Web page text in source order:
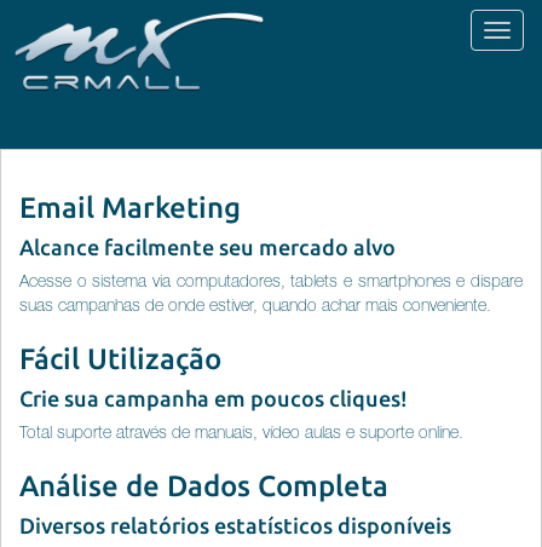
Toggle
Email Marketing
Alcance facilmente seu mercado alvo
Acesse o sistema via computadores, tablets e smartphones e dispare
suas campanhas de onde estiver, quando achar mais conveniente.
Fácil Utilização
Crie sua campanha em poucos cliques!
Total suporte através de manuais, vídeo aulas e suporte online.
Análise de Dados Completa
Diversos relatórios estatísticos disponíveis